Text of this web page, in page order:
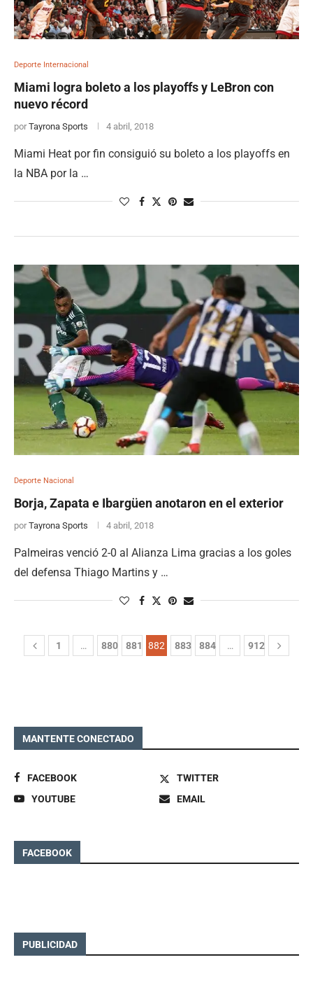
Deporte Internacional
Miami logra boleto a los playoffs y LeBron con
nuevo récord
por Tayrona Sports 4 abril, 2018
Miami Heat por fin consiguió su boleto a los playoffs en
la NBA por la …
Deporte Nacional
Borja, Zapata e Ibargüen anotaron en el exterior
por Tayrona Sports 4 abril, 2018
Palmeiras venció 2-0 al Alianza Lima gracias a los goles
del defensa Thiago Martins y …
1 … 880 881 882 883 884 … 912
MANTENTE CONECTADO
FACEBOOK
TWITTER
YOUTUBE
EMAIL
FACEBOOK
PUBLICIDAD